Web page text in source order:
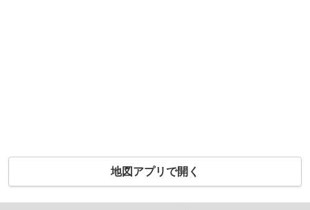
地図アプリで開く